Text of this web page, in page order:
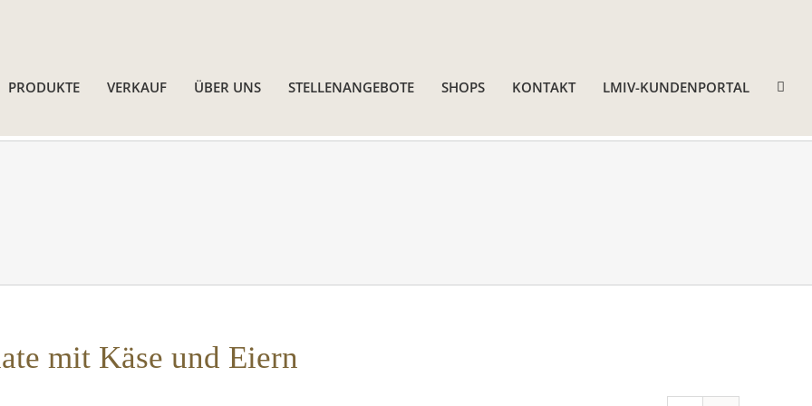
PRODUKTE VERKAUF ÜBER UNS STELLENANGEBOTE SHOPS KONTAKT LMIV-KUNDENPORTAL
mit Käse und Eiern